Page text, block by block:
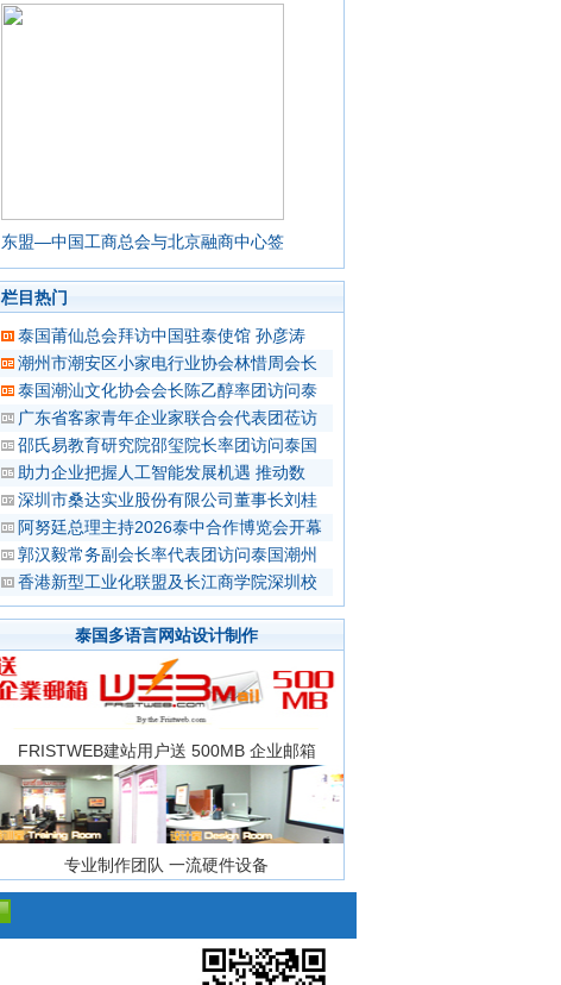
东盟—中国工商总会与北京融商中心签
栏目热门
泰国莆仙总会拜访中国驻泰使馆 孙彦涛
潮州市潮安区小家电行业协会林惜周会长
泰国潮汕文化协会会长陈乙醇率团访问泰
广东省客家青年企业家联合会代表团莅访
邵氏易教育研究院邵玺院长率团访问泰国
助力企业把握人工智能发展机遇 推动数
深圳市桑达实业股份有限公司董事长刘桂
阿努廷总理主持2026泰中合作博览会开幕
郭汉毅常务副会长率代表团访问泰国潮州
香港新型工业化联盟及长江商学院深圳校
泰国多语言网站设计制作
FRISTWEB建站用户送 500MB 企业邮箱
专业制作团队 一流硬件设备